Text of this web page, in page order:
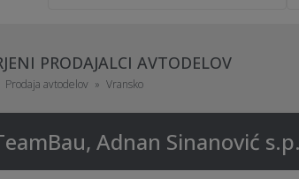
PRODAJALCI AVTODELOV
Prodaja avtodelov Vransko
Adnan Sinanović s.p.